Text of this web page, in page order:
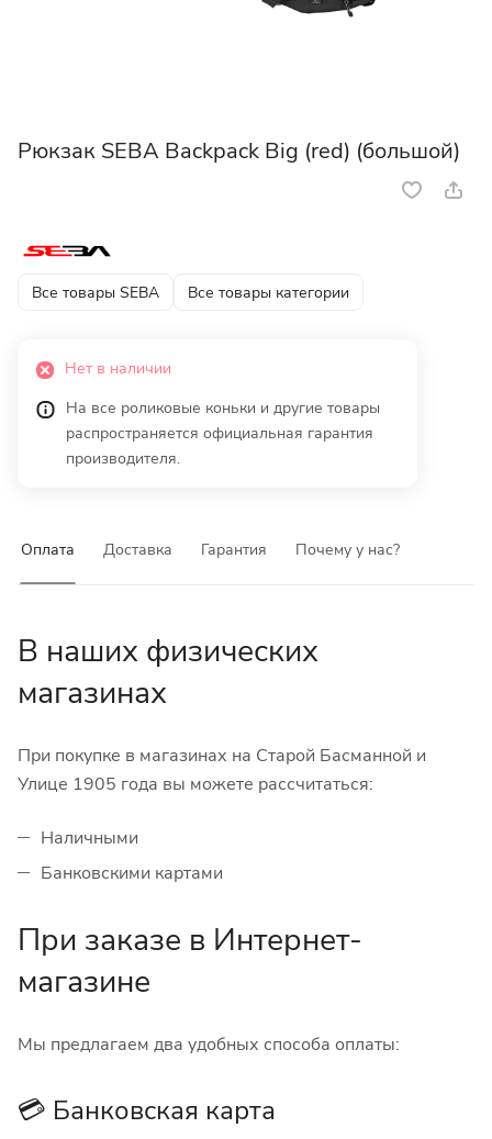
Рюкзак SEBA Backpack Big (red) (большой)
Все товары SEBA Все товары категории
Нет в наличии
На все роликовые коньки и другие товары
распространяется официальная гарантия
производителя.
Оплата Доставка Гарантия Почему у нас?
В наших физических
магазинах
При покупке в магазинах на Старой Басманной и
Улице 1905 года вы можете рассчитаться:
Наличными
Банковскими картами
При заказе в Интернет-
магазине
Мы предлагаем два удобных способа оплаты:
💳 Банковская карта